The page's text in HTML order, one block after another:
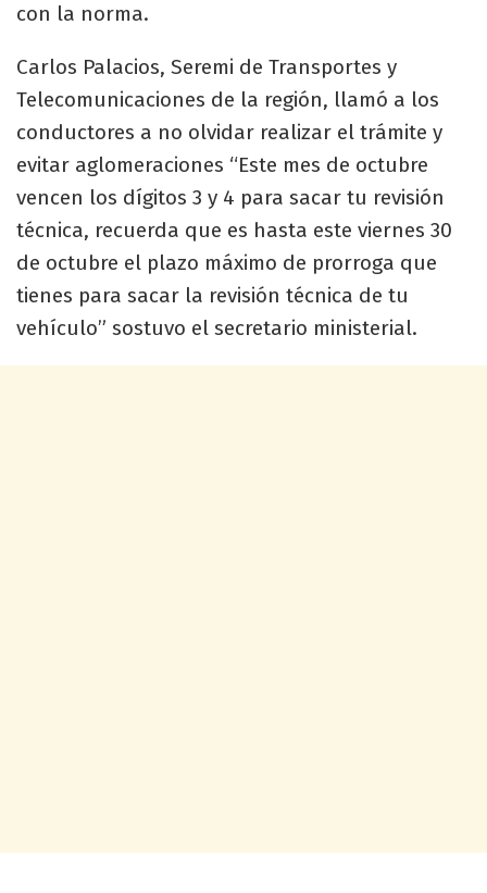
con la norma.
Carlos Palacios, Seremi de Transportes y
Telecomunicaciones de la región, llamó a los
conductores a no olvidar realizar el trámite y
evitar aglomeraciones “Este mes de octubre
vencen los dígitos 3 y 4 para sacar tu revisión
técnica, recuerda que es hasta este viernes 30
de octubre el plazo máximo de prorroga que
tienes para sacar la revisión técnica de tu
vehículo” sostuvo el secretario ministerial.